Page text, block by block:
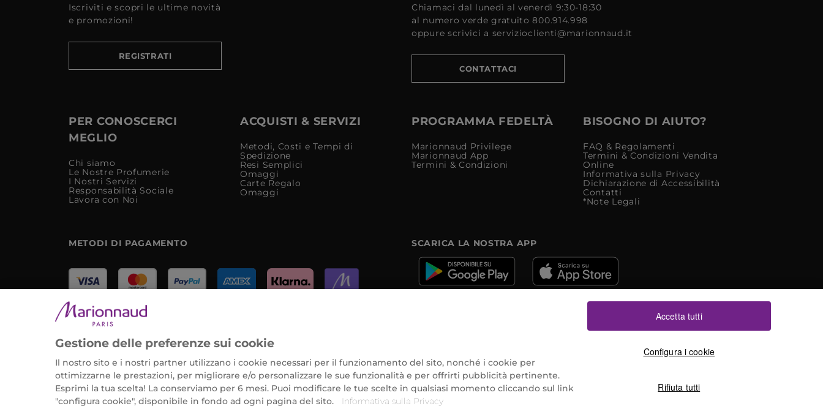
Iscriviti e scopri le ultime novità
e promozioni!
REGISTRATI
Chiamaci dal lunedì al venerdì 9:30-18:30
al numero verde gratuito 800.914.998
oppure scrivici a servizioclienti@marionnaud.it
CONTATTACI
PER CONOSCERCI
MEGLIO
Chi siamo
Le Nostre Profumerie
I Nostri Servizi
Responsabilità Sociale
Lavora con Noi
ACQUISTI & SERVIZI
Metodi, Costi e Tempi di
Spedizione
Resi Semplici
Omaggi
Carte Regalo
Omaggi
PROGRAMMA FEDELTÀ
Marionnaud Privilege
Marionnaud App
Termini & Condizioni
BISOGNO DI AIUTO?
FAQ & Regolamenti
Termini & Condizioni Vendita
Online
Informativa sulla Privacy
Dichiarazione di Accessibilità
Contatti
*Note Legali
METODI DI PAGAMENTO
Marionnaud Parfumeries Italia S.r.l.
Largo Fiera Milano 5, 20017 Rho (MI)
REA Milano 1650024 con P.IVA 13425220152.
SCARICA LA NOSTRA APP
©2026 Marionnaud
| Sitemap
Gestione delle preferenze sui cookie
Il nostro sito e i nostri partner utilizzano i cookie necessari per il funzionamento del sito, nonché i cookie per
ottimizzarne le prestazioni, per migliorare e/o personalizzare le sue funzionalità e per offrirti pubblicità pertinente.
Esprimi la tua scelta! La conserviamo per 6 mesi. Puoi modificare le tue scelte in qualsiasi momento cliccando sul link
"configura cookie", disponibile in fondo ad ogni pagina del sito.
Informativa sulla Privacy
Configura i cookie
Rifiuta tutti
Accetta tutti